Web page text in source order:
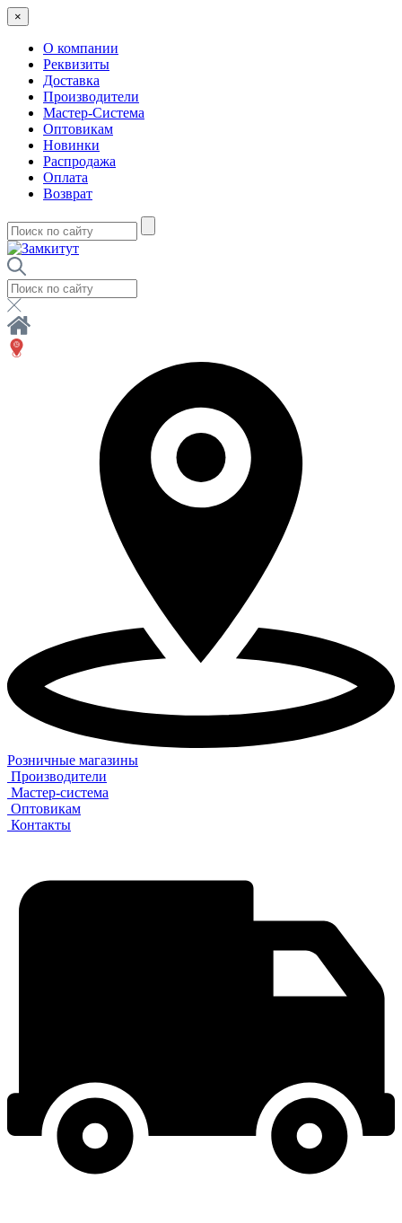
×
О компании
Реквизиты
Доставка
Производители
Мастер-Система
Оптовикам
Новинки
Распродажа
Оплата
Возврат
Розничные магазины
Производители
Мастер-система
Оптовикам
Контакты